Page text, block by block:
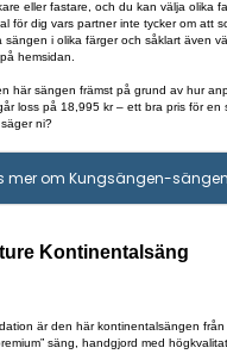
olika, har olika smak och
och madrasser. När du
du själv har, och gärna läsa
hållbara och säljs
Lindeström
har vi en riktigt snygg och